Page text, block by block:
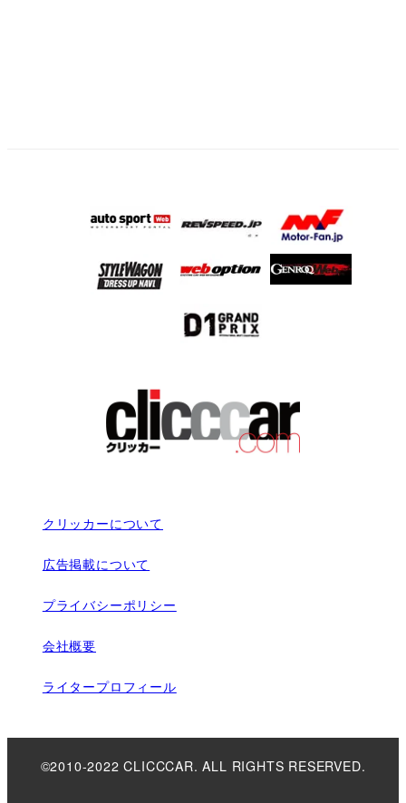
クリッカーについて
広告掲載について
プライバシーポリシー
会社概要
ライタープロフィール
©2010-2022 CLICCCAR. ALL RIGHTS RESERVED.